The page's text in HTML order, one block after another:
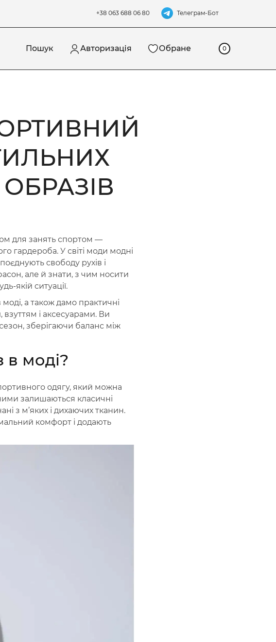
+38 063 688 06 80 Телеграм-Бот
Пошук Авторизація Обране 0
для занять спортом —
гардероба. У світі моди модні
свободу рухів і
але й знати, з чим носити
якій ситуації.
а також дамо практичні
і аксесуарами. Ви
зберігаючи баланс між
в моді?
одягу, який можна
залишаються класичні
з м’яких і дихаючих тканин.
комфорт і додають